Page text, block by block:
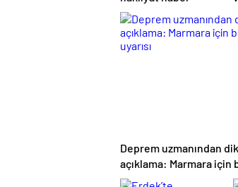
Deprem uzmanından
açıklama: Marmara için
uyarısı